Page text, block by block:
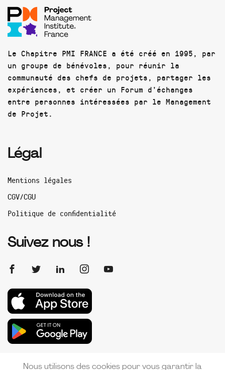
Le Chapitre PMI FRANCE a été créé en 1995, par
un groupe de bénévoles, pour réunir la
communauté des chefs de projets, partager les
expériences, et créer un Forum d'échanges
entre personnes intéressées par le Management
de Projet.
Légal
Mentions légales
CGV/CGU
Politique de confidentialité
Suivez nous !
Nous utilisons des cookies pour vous garantir la